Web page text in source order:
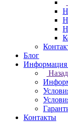
Блог
Информация
Назад
Контакты